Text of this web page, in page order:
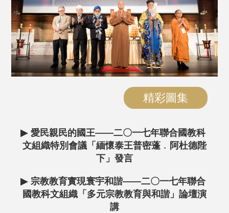
精彩圖集
▶ 愛民親民的國王——二〇一七年聯合國教科
文組織特別會議「緬懷泰王普密蓬﹒阿杜德陛
下」發言
▶ 宗教教育實現寰宇和諧——二〇一七年聯合
國教科文組織「多元宗教教育與和諧」論壇演
講